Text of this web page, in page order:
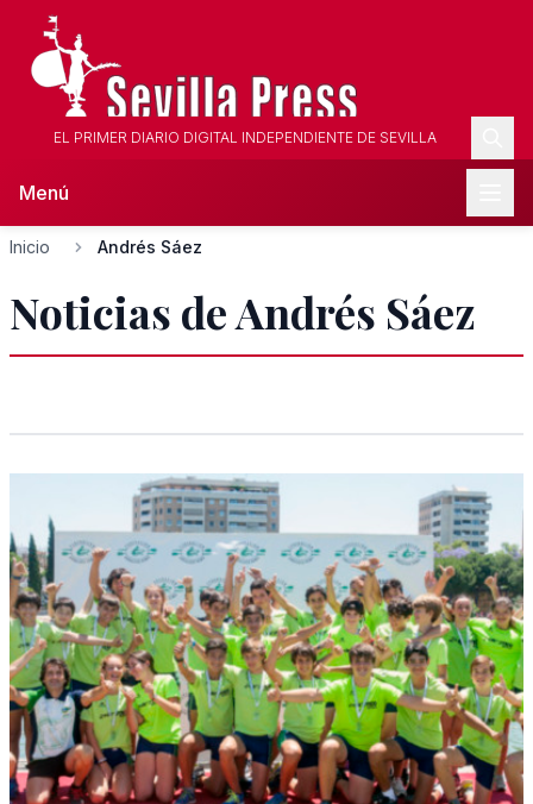
EL PRIMER DIARIO DIGITAL INDEPENDIENTE DE SEVILLA
Menú
Inicio Andrés Sáez
Noticias de Andrés Sáez